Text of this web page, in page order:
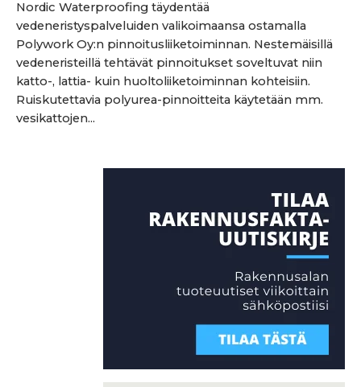
Nordic Waterproofing täydentää
vedeneristyspalveluiden valikoimaansa ostamalla
Polywork Oy:n pinnoitusliiketoiminnan. Nestemäisillä
vedeneristeillä tehtävät pinnoitukset soveltuvat niin
katto-, lattia- kuin huoltoliiketoiminnan kohteisiin.
Ruiskutettavia polyurea-pinnoitteita käytetään mm.
vesikattojen...